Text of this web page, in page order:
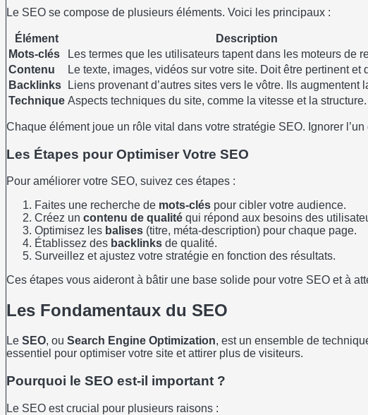
Le SEO se compose de plusieurs éléments. Voici les principaux :
Élément
Description
Mots-clés
Les termes que les utilisateurs tapent dans les moteurs de
Contenu
Le texte, images, vidéos sur votre site. Doit être pertinent et
Backlinks
Liens provenant d’autres sites vers le vôtre. Ils augmentent
Technique Aspects techniques du site, comme la vitesse et la structure.
Chaque élément joue un rôle vital dans votre stratégie SEO. Ignorer
Les Étapes pour Optimiser Votre SEO
Pour améliorer votre SEO, suivez ces étapes :
Faites une recherche de mots-clés pour cibler votre audience.
Créez un contenu de qualité qui répond aux besoins des
Optimisez les balises (titre, méta-description) pour chaque page.
Établissez des backlinks de qualité.
Surveillez et ajustez votre stratégie en fonction des résultats.
Ces étapes vous aideront à bâtir une base solide pour votre SEO et à
Les Fondamentaux du SEO
Le SEO, ou Search Engine Optimization, est un ensemble de
essentiel pour optimiser votre site et attirer plus de visiteurs.
Pourquoi le SEO est-il important ?
Le SEO est crucial pour plusieurs raisons :